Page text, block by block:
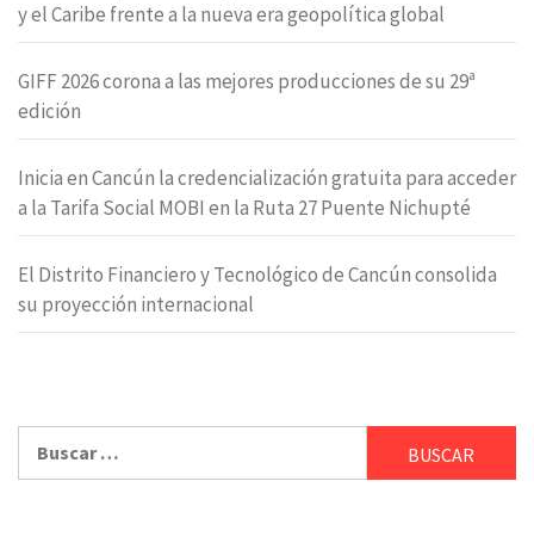
y el Caribe frente a la nueva era geopolítica global
GIFF 2026 corona a las mejores producciones de su 29ª
edición
Inicia en Cancún la credencialización gratuita para acceder
a la Tarifa Social MOBI en la Ruta 27 Puente Nichupté
El Distrito Financiero y Tecnológico de Cancún consolida
su proyección internacional